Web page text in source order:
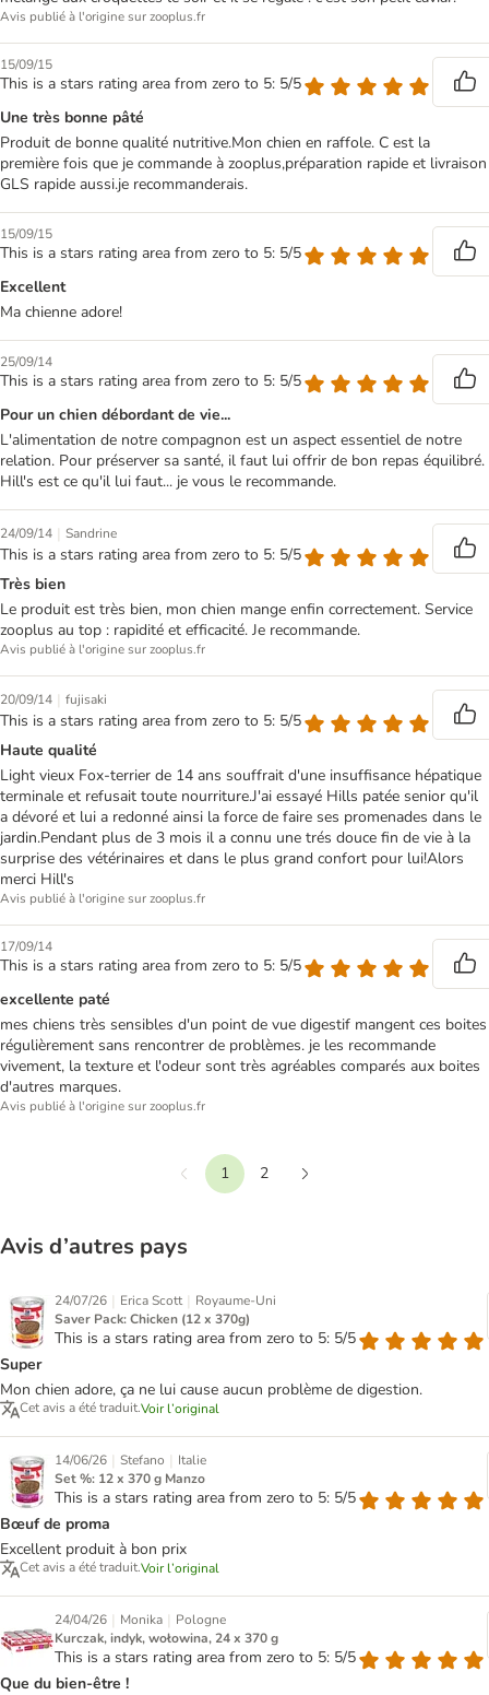
Avis publié à l'origine sur zooplus.fr
15/09/15
This is a stars rating area from zero to 5: 5/5
Une très bonne pâté
Produit de bonne qualité nutritive.Mon chien en raffole. C est la
première fois que je commande à zooplus,préparation rapide et livraison
GLS rapide aussi.je recommanderais.
15/09/15
This is a stars rating area from zero to 5: 5/5
Excellent
Ma chienne adore!
25/09/14
This is a stars rating area from zero to 5: 5/5
Pour un chien débordant de vie...
L'alimentation de notre compagnon est un aspect essentiel de notre
relation. Pour préserver sa santé, il faut lui offrir de bon repas équilibré.
Hill's est ce qu'il lui faut... je vous le recommande.
24/09/14 | Sandrine
This is a stars rating area from zero to 5: 5/5
Très bien
Le produit est très bien, mon chien mange enfin correctement. Service
zooplus au top : rapidité et efficacité. Je recommande.
Avis publié à l'origine sur zooplus.fr
20/09/14 | fujisaki
This is a stars rating area from zero to 5: 5/5
Haute qualité
Light vieux Fox-terrier de 14 ans souffrait d'une insuffisance hépatique
terminale et refusait toute nourriture.J'ai essayé Hills patée senior qu'il
a dévoré et lui a redonné ainsi la force de faire ses promenades dans le
jardin.Pendant plus de 3 mois il a connu une trés douce fin de vie à la
surprise des vétérinaires et dans le plus grand confort pour lui!Alors
merci Hill's
Avis publié à l'origine sur zooplus.fr
17/09/14
This is a stars rating area from zero to 5: 5/5
excellente paté
mes chiens très sensibles d'un point de vue digestif mangent ces boites
régulièrement sans rencontrer de problèmes. je les recommande
vivement, la texture et l'odeur sont très agréables comparés aux boites
d'autres marques.
Avis publié à l'origine sur zooplus.fr
Précédent
1
2
Avis d’autres pays
24/07/26 | Erica Scott | Royaume-Uni
Saver Pack: Chicken (12 x 370g)
This is a stars rating area from zero to 5: 5/5
Super
Mon chien adore, ça ne lui cause aucun problème de digestion.
Cet avis a été traduit.Voir l’original
14/06/26 | Stefano | Italie
Set %: 12 x 370 g Manzo
This is a stars rating area from zero to 5: 5/5
Bœuf de proma
Excellent produit à bon prix
Cet avis a été traduit.Voir l’original
24/04/26 | Monika | Pologne
Kurczak, indyk, wołowina, 24 x 370 g
This is a stars rating area from zero to 5: 5/5
Que du bien-être !